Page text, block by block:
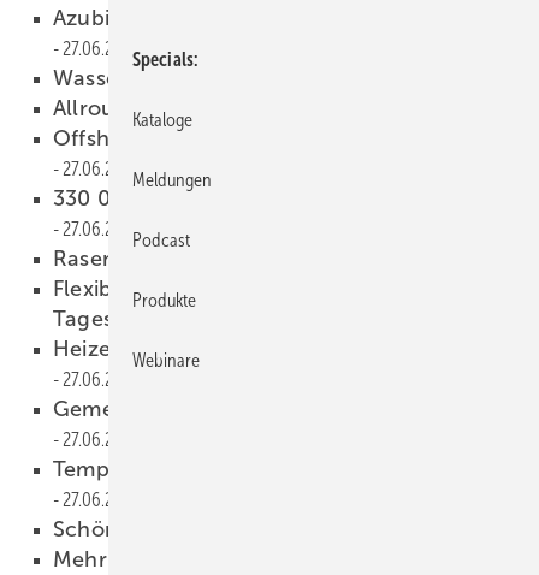
Azubis finden auf verschiedenen Wegen
27.06.2017
Wasser ist Leben
Allrounder im Praxiseinsatz
Offshore-Windpark setzt auf NiroSan
27.06.2017
330 000 m Kupferrohr für Ankara
27.06.2017
Rasenheizungen für Russland
Flexibles Edelstahlrohr für mobile
Tagesklinik
Heizen und Kühlen mit der TTF 66
27.06.2017
Gemeinde mit Nahwärme versorgt
27.06.2017
Temperierung für 50Hertz-Netzquartier
27.06.2017
Schöne neue digitale Welt
Mehr Umsatz, mehr Beschäftigte
Specials
Kataloge
Meldungen
Podcast
Produkte
Webinare